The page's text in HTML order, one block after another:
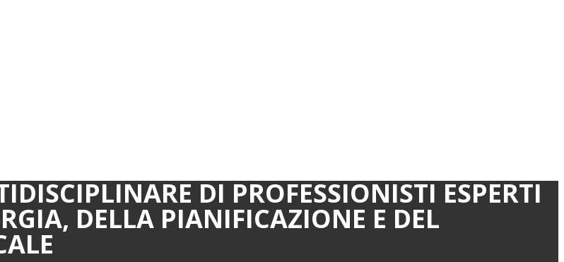
DI PROFESSIONISTI ESPERTI
DELLA PIANIFICAZIONE E DEL